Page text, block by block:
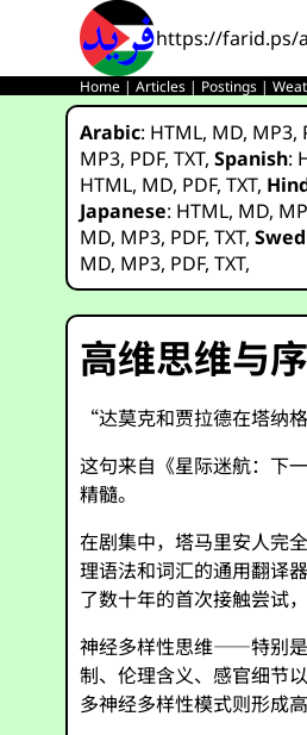
https://farid.ps/
Home |Articles | Postings |
Arabic: HTML, MD, MP3,
MP3, PDF,TXT,Spanish:
HTML, MD, PDF,TXT,
Japanese: HTML, MD,
MD, MP3, PDF,TXT,
MD, MP3, PDF,TXT,
高维思维与
“达莫克和贾拉德在塔纳
这句来自《星际迷航：下
精髓。
在剧集中，塔马里安人完
理语法和词汇的通用翻译
了数十年的首次接触尝试
神经多样性思维——特别是
制、伦理含义、感官细节
多神经多样性模式则形成